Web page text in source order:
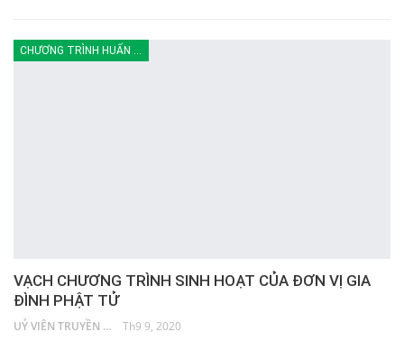
CHƯƠNG TRÌNH HUẤN LUYỆN
VẠCH CHƯƠNG TRÌNH SINH HOẠT CỦA ĐƠN VỊ GIA
ĐÌNH PHẬT TỬ
UỶ VIÊN TRUYỀN THÔNG Th9 9, 2020